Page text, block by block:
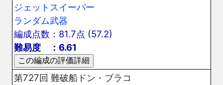
ジェットスイーパー
ランダム武器
編成点数：81.7点 (57.2)
難易度 ：6.61
第727回 難破船ドン・ブラコ